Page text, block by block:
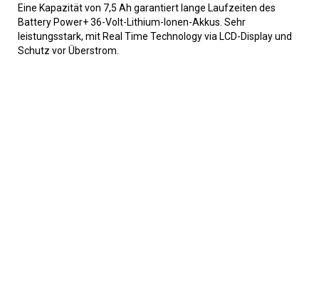
Eine Kapazität von 7,5 Ah garantiert lange Laufzeiten des
Battery Power+ 36-Volt-Lithium-Ionen-Akkus. Sehr
leistungsstark, mit Real Time Technology via LCD-Display und
Schutz vor Überstrom.